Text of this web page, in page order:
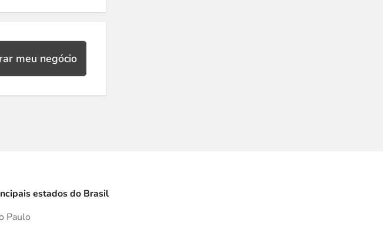
meu negócio
estados do Brasil
Paulo